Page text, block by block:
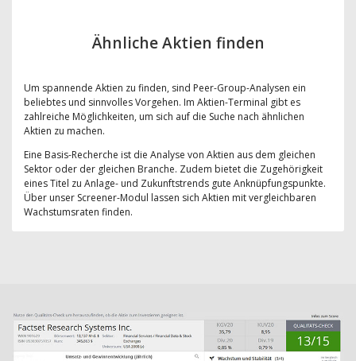
Ähnliche Aktien finden
Um spannende Aktien zu finden, sind Peer-Group-Analysen ein
beliebtes und sinnvolles Vorgehen. Im Aktien-Terminal gibt es
zahlreiche Möglichkeiten, um sich auf die Suche nach ähnlichen
Aktien zu machen.
Eine Basis-Recherche ist die Analyse von Aktien aus dem gleichen
Sektor oder der gleichen Branche. Zudem bietet die Zugehörigkeit
eines Titel zu Anlage- und Zukunftstrends gute Anknüpfungspunkte.
Über unser Screener-Modul lassen sich Aktien mit vergleichbaren
Wachstumsraten finden.